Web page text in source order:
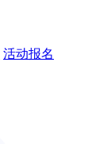
活动报名